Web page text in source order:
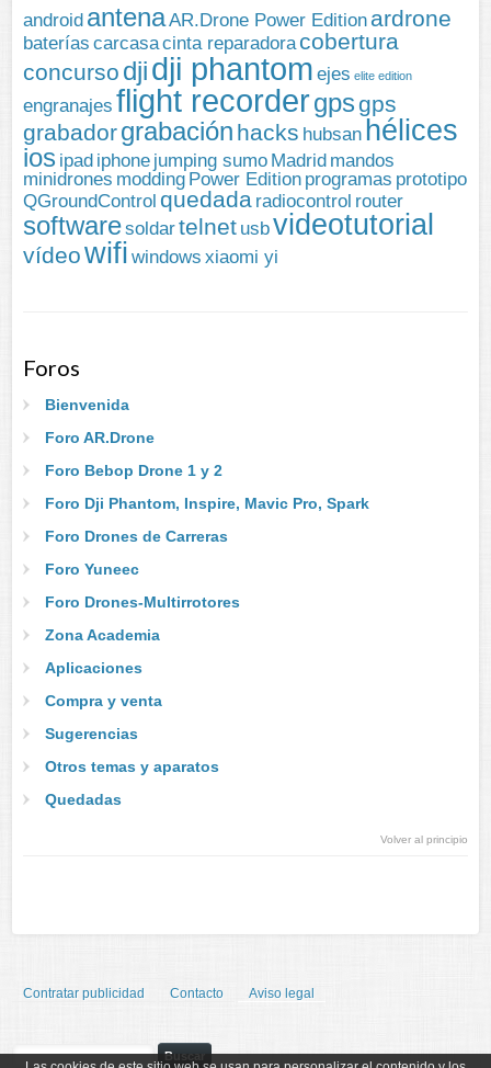
android antenaAR.Drone Power Edition ardrone
baterías carcasacinta reparadoracobertura
concurso djidji phantom ejes elite edition
engranajes flight recordergpsgps
grabadorgrabación hacks hubsan hélices
ios ipad iphone jumping sumo Madrid mandos
minidrones modding Power Edition programas prototipo
QGroundControl quedada radiocontrol router
softwaresoldartelnet usbvideotutorial
vídeowifi windows xiaomi yi
Foros
Bienvenida
Foro AR.Drone
Foro Bebop Drone 1 y 2
Foro Dji Phantom, Inspire, Mavic Pro, Spark
Foro Drones de Carreras
Foro Yuneec
Foro Drones-Multirrotores
Zona Academia
Aplicaciones
Compra y venta
Sugerencias
Otros temas y aparatos
Quedadas
Volver al principio
Contratar publicidad Contacto Aviso legal